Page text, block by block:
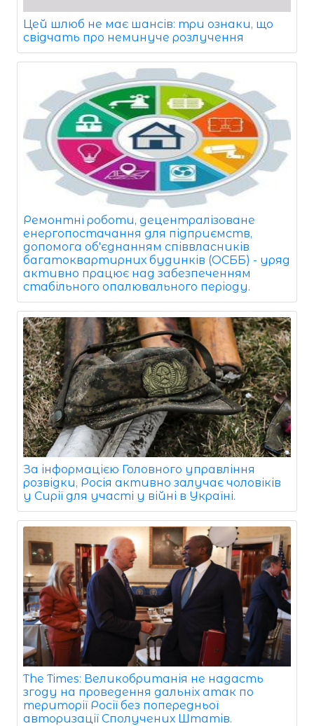
Цей шлюб не має шансів: три ознаки, що
свідчать про неминуче розлучення
Ремонтні роботи, децентралізоване
енергопостачання для підприємств,
допомога об'єднанням співвласників
багатоквартирних будинків (ОСББ) - уряд
активно працює над забезпеченням
стабільного опалювального періоду.
За інформацією Головного управління
розвідки, Росія активно залучає чоловіків
у Сирії для участі у війні в Україні.
The Times: Великобританія не надасть
згоду на проведення дальніх атак по
території Росії без попередньої
авторизації Сполучених Штатів.